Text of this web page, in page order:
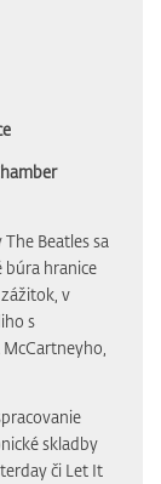
Beatles sa
hranice
v
s
skladby
či Let It